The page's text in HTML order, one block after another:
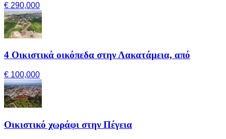
€ 290,000
4 Οικιστικά οικόπεδα στην Λακατάμεια, από
€ 100,000
Οικιστικό χωράφι στην Πέγεια